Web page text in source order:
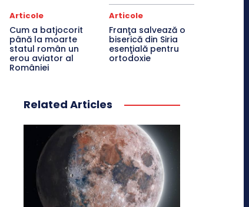
Articole
Cum a batjocorit
până la moarte
statul român un
erou aviator al
României
Articole
Franţa salvează o
biserică din Siria
esenţială pentru
ortodoxie
Related Articles